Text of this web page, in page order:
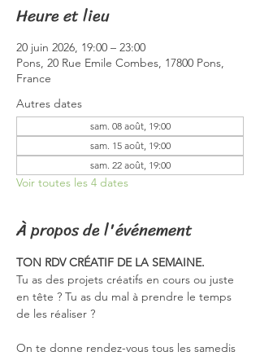
Heure et lieu
20 juin 2026, 19:00 – 23:00
Pons, 20 Rue Emile Combes, 17800 Pons,
France
Autres dates
sam. 08 août, 19:00
sam. 15 août, 19:00
sam. 22 août, 19:00
Voir toutes les 4 dates
À propos de l'événement
TON RDV CRÉATIF DE LA SEMAINE.
Tu as des projets créatifs en cours ou juste
en tête ? Tu as du mal à prendre le temps
de les réaliser ?
On te donne rendez-vous tous les samedis